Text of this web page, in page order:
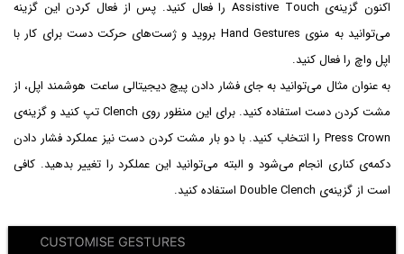
اکنون گزینه‌ی Assistive Touch را فعال کنید. پس از فعال کردن این گزینه
می‌توانید به منوی Hand Gestures بروید و ژست‌های حرکت دست برای کار با
اپل واچ را فعال کنید.
به عنوان مثال می‌توانید به جای فشار دادن پیچ دیجیتالی ساعت هوشمند اپل، از
مشت کردن دست استفاده کنید. برای این منظور روی Clench تپ کنید و گزینه‌ی
Press Crown را انتخاب کنید. با دو بار مشت کردن دست نیز عملکرد فشار دادن
دکمه‌ی کناری انجام می‌شود و البته می‌توانید این عملکرد را تغییر بدهید. کافی
است از گزینه‌ی Double Clench استفاده کنید.